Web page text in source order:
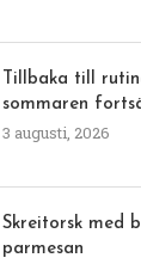
Tillbaka till
sommaren
3 augusti, 2026
Skreitorsk med
parmesan